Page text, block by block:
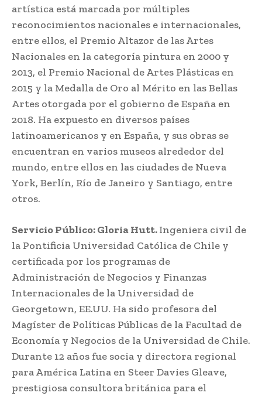
artística está marcada por múltiples
reconocimientos nacionales e internacionales,
entre ellos, el Premio Altazor de las Artes
Nacionales en la categoría pintura en 2000 y
2013, el Premio Nacional de Artes Plásticas en
2015 y la Medalla de Oro al Mérito en las Bellas
Artes otorgada por el gobierno de España en
2018. Ha expuesto en diversos países
latinoamericanos y en España, y sus obras se
encuentran en varios museos alrededor del
mundo, entre ellos en las ciudades de Nueva
York, Berlín, Río de Janeiro y Santiago, entre
otros.
Servicio Público: Gloria Hutt.Ingeniera civil de
la Pontificia Universidad Católica de Chile y
certificada por los programas de
Administración de Negocios y Finanzas
Internacionales de la Universidad de
Georgetown, EE.UU. Ha sido profesora del
Magíster de Políticas Públicas de la Facultad de
Economía y Negocios de la Universidad de Chile.
Durante 12 años fue socia y directora regional
para América Latina en Steer Davies Gleave,
prestigiosa consultora británica para el